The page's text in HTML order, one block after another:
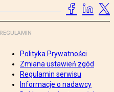
REGULAMIN
Polityka Prywatności
Zmiana ustawień zgód
Regulamin serwisu
Informacje o nadawcy